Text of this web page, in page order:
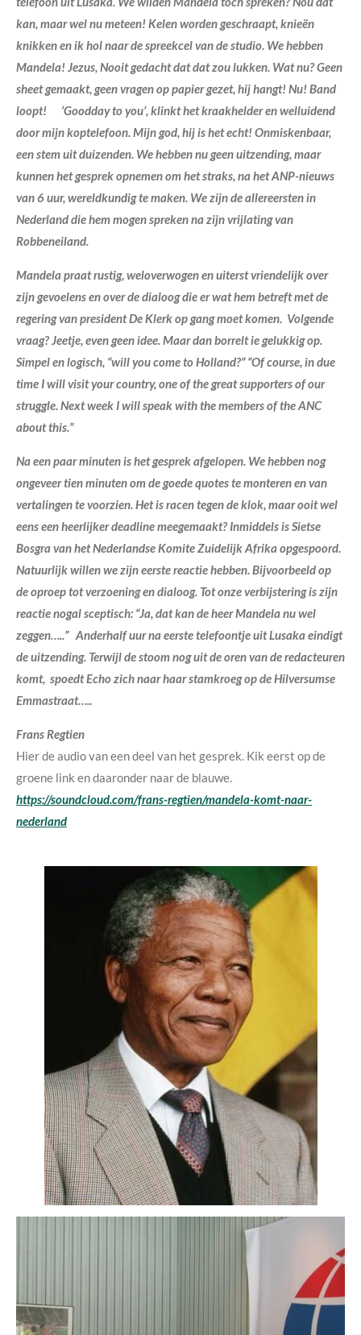
kan, maar wel nu meteen! Kelen worden geschraapt, knieën
knikken en ik hol naar de spreekcel van de studio. We hebben
Mandela! Jezus, Nooit gedacht dat dat zou lukken. Wat nu? Geen
sheet gemaakt, geen vragen op papier gezet, hij hangt! Nu! Band
loopt! ’Goodday to you’, klinkt het kraakhelder en welluidend
door mijn koptelefoon. Mijn god, hij is het echt! Onmiskenbaar,
een stem uit duizenden. We hebben nu geen uitzending, maar
kunnen het gesprek opnemen om het straks, na het ANP-nieuws
van 6 uur, wereldkundig te maken. We zijn de allereersten in
Nederland die hem mogen spreken na zijn vrijlating van
Robbeneiland.
Mandela praat rustig, weloverwogen en uiterst vriendelijk over
zijn gevoelens en over de dialoog die er wat hem betreft met de
regering van president De Klerk op gang moet komen. Volgende
vraag? Jeetje, even geen idee. Maar dan borrelt ie gelukkig op.
Simpel en logisch, “will you come to Holland?” “Of course, in due
time I will visit your country, one of the great supporters of our
struggle. Next week I will speak with the members of the ANC
about this.”
Na een paar minuten is het gesprek afgelopen. We hebben nog
ongeveer tien minuten om de goede quotes te monteren en van
vertalingen te voorzien. Het is racen tegen de klok, maar ooit wel
eens een heerlijker deadline meegemaakt? Inmiddels is Sietse
Bosgra van het Nederlandse Komite Zuidelijk Afrika opgespoord.
Natuurlijk willen we zijn eerste reactie hebben. Bijvoorbeeld op
de oproep tot verzoening en dialoog. Tot onze verbijstering is zijn
reactie nogal sceptisch: “Ja, dat kan de heer Mandela nu wel
zeggen…..” Anderhalf uur na eerste telefoontje uit Lusaka eindigt
de uitzending. Terwijl de stoom nog uit de oren van de redacteuren
komt, spoedt Echo zich naar haar stamkroeg op de Hilversumse
Emmastraat…..
Frans Regtien
Hier de audio van een deel van het gesprek. Kik eerst op de
groene link en daaronder naar de blauwe.
https://soundcloud.com/frans-regtien/mandela-komt-naar-
nederland